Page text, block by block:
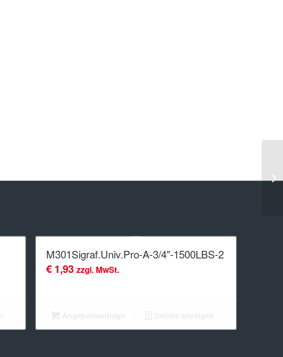
M301Sigraf.Univ.Pro-A-3/4″-1500LBS-2
€1,93 zzgl. MwSt.